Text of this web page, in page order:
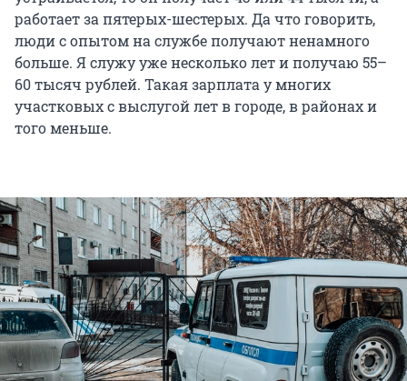
работает за пятерых-шестерых. Да что говорить,
люди с опытом на службе получают ненамного
больше. Я служу уже несколько лет и получаю 55–
60 тысяч рублей. Такая зарплата у многих
участковых с выслугой лет в городе, в районах и
того меньше.